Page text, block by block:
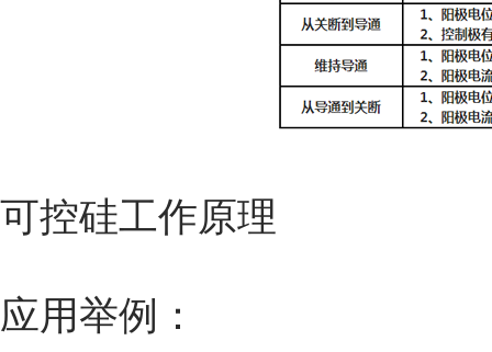
可控硅工作原理
应用举例：